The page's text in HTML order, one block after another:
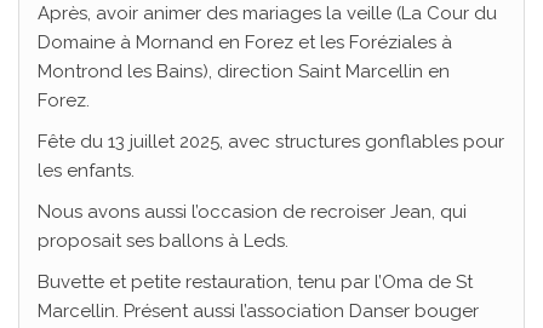
Après, avoir animer des mariages la veille (La Cour du
Domaine à Mornand en Forez et les Foréziales à
Montrond les Bains), direction Saint Marcellin en
Forez.
Fête du 13 juillet 2025, avec structures gonflables pour
les enfants.
Nous avons aussi l’occasion de recroiser Jean, qui
proposait ses ballons à Leds.
Buvette et petite restauration, tenu par l’Oma de St
Marcellin. Présent aussi l’association Danser bouger